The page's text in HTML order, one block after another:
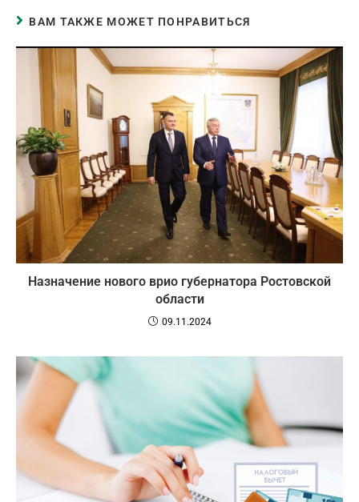
ВАМ ТАКЖЕ МОЖЕТ ПОНРАВИТЬСЯ
Назначение нового врио губернатора Ростовской
области
09.11.2024